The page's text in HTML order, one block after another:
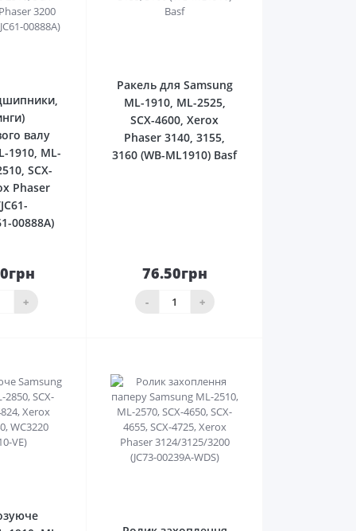
валу
1910, ML-
SCX-
Phaser
00888A)
+
До
Ракель для Samsung
ML-1910, ML-2525,
SCX-4600, Xerox
Phaser 3140, 3155,
3160 (WB-ML1910) Basf
76.50грн
- +
кошика